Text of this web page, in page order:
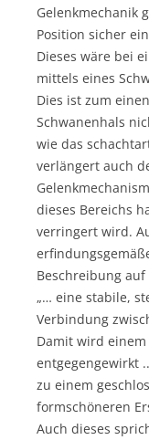
Gelenkmechanik
Position sicher
Dieses wäre bei
mittels eines
Dies ist zum
Schwanenhals
wie das
verlängert auch
dieses Bereichs
verringert wird.
Beschreibung
„… eine stabile,
Verbindung
Damit wird
entgegengewirkt
zu einem
formschöneren
Auch dieses